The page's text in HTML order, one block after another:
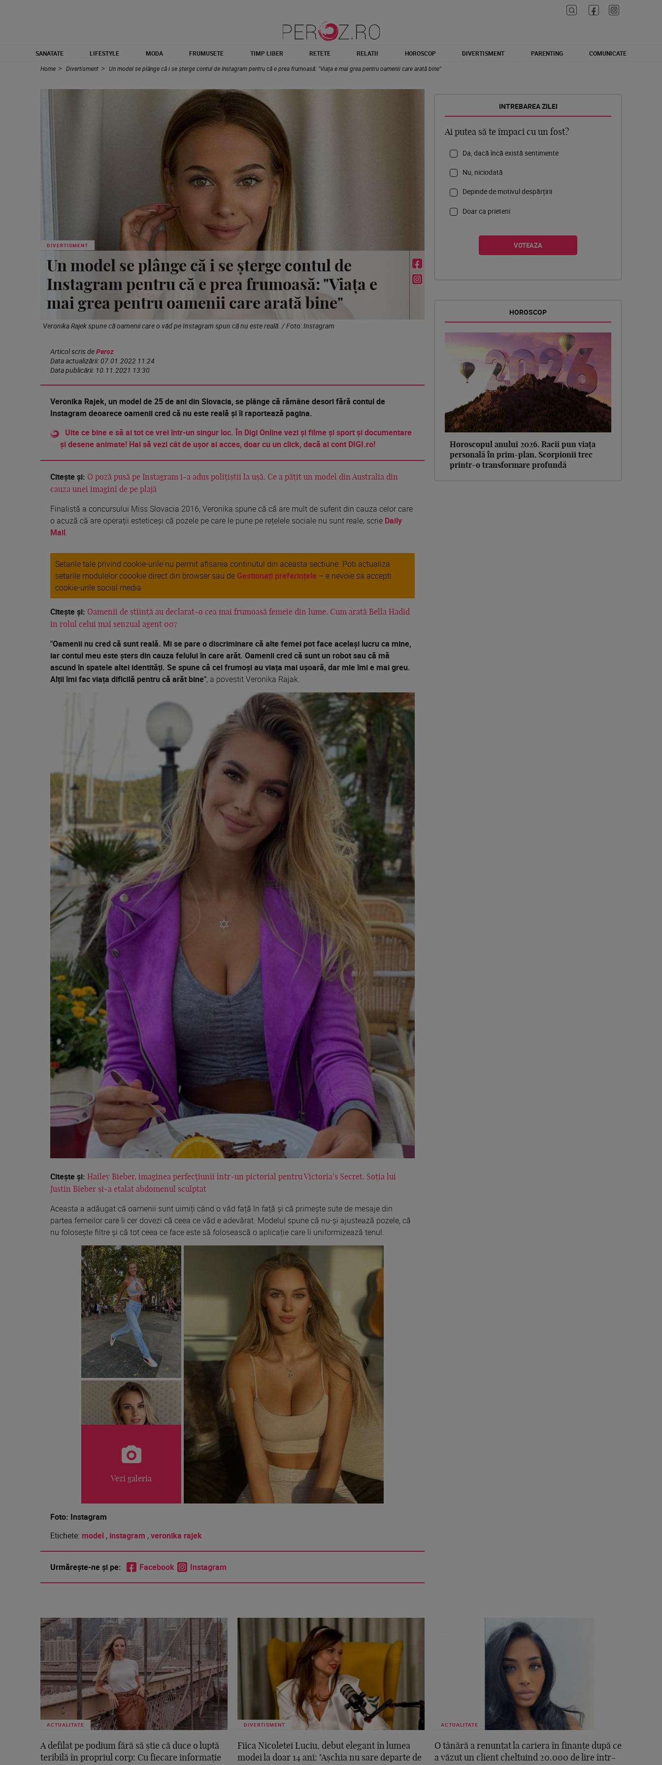
SANATATE LIFESTYLE MODA FRUMUSETE TIMP LIBER RETETE RELATII HOROSCOP DIVERTISMENT PARENTING
COMUNICATE
Home
Divertisment Un model se plânge că i se șterge contul de Instagram pentru că e prea frumoasă: "Viața e mai grea pentru oamenii care arată bine"
DIVERTISMENT
Veronika Rajek spune că oamenii care o văd pe Instagram spun că nu este reală. / Foto: Instagram
Un model se plânge că i se șterge contul de
Instagram pentru că e prea frumoasă: "Viața e
mai grea pentru oamenii care arată bine"
Articol scris dePeroz
Data actualizării:07.01.2022 11:24
Data publicării: 10.11.2021 13:30
Veronika Rajek, un model de 25 de ani din Slovacia, se plânge că rămâne desori fără contul de
Instagram deoarece oamenii cred că nu este reală și îi raportează pagina.
Uite ce bine e să ai tot ce vrei într-un singur loc. În Digi Online vezi și filme și sport și documentare
și desene animate! Hai să vezi cât de ușor ai acces, doar cu un click, dacă ai cont DIGI.ro!
Citește și: O poză pusă pe Instagram i-a adus polițiștii la ușă. Ce a pățit un model din Australia din
cauza unei imagini de pe plajă
Finalistă a concursului Miss Slovacia 2016, Veronika spune că că are mult de suferit din cauza celor care
o acuză că are operații esteticeși că pozele pe care le pune pe rețelele sociale nu sunt reale, scrie Daily
Mail.
Setarile tale privind cookie-urile nu permit afisarea continutul din aceasta sectiune. Poti actualiza
setarile modulelor coookie direct din browser sau de Gestionați preferințele – e nevoie sa accepti
cookie-urile social media
Citește și: Oamenii de știință au declarat-o cea mai frumoasă femeie din lume. Cum arată Bella Hadid
în rolul celui mai senzual agent 007
"Oamenii nu cred că sunt reală. Mi se pare o discriminare că alte femei pot face același lucru ca mine,
iar contul meu este șters din cauza felului în care arăt. Oamenii cred că sunt un robot sau că mă
ascund în spatele altei identități. Se spune că cei frumoși au viața mai ușoară, dar mie îmi e mai greu.
Alții îmi fac viața dificilă pentru că arăt bine", a povestit Veronika Rajak.
Citește și: Hailey Bieber, imaginea perfecțiunii într-un pictorial pentru Victoria’s Secret. Soția lui
Justin Bieber și-a etalat abdomenul sculptat
Aceasta a adăugat că oamenii sunt uimiți când o văd față în față și că primește sute de mesaje din
partea femeilor care îi cer dovezi că ceea ce văd e adevărat. Modelul spune că nu-și ajustează pozele, că
nu folosește filtre și că tot ceea ce face este să folosească o aplicație care îi uniformizează tenul.
Vezi galeria
Foto: Instagram
Etichete: model , instagram ,veronika rajek
Urmărește-ne și pe: Facebook Instagram
INTREBAREA ZILEI
Ai putea să te împaci cu un fost?
Da, dacă încă există sentimente
Nu, niciodată
Depinde de motivul despărțirii
Doar ca prieteni
HOROSCOP
Horoscopul anului 2026. Racii pun viața
personală în prim-plan, Scorpionii trec
printr-o transformare profundă
ACTUALITATE
A defilat pe podium fără să știe că duce o luptă
teribilă în propriul corp: Cu fiecare informație
DIVERTISMENT
Fiica Nicoletei Luciu, debut elegant în lumea
modei la doar 14 ani: "Așchia nu sare departe de
ACTUALITATE
O tânără a renunțat la cariera în finanțe după ce
a văzut un client cheltuind 20.000 de lire într-